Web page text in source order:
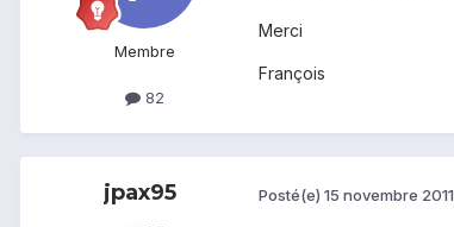
Membre
82
Merci
François
jpax95 Posté(e) 15 novembre 2011